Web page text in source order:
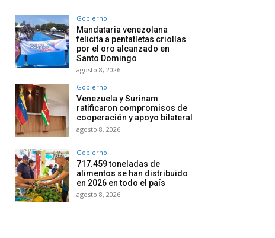
Gobierno
Mandataria venezolana
felicita a pentatletas criollas
por el oro alcanzado en
Santo Domingo
agosto 8, 2026
Gobierno
Venezuela y Surinam
ratificaron compromisos de
cooperación y apoyo bilateral
agosto 8, 2026
Gobierno
717.459 toneladas de
alimentos se han distribuido
en 2026 en todo el país
agosto 8, 2026